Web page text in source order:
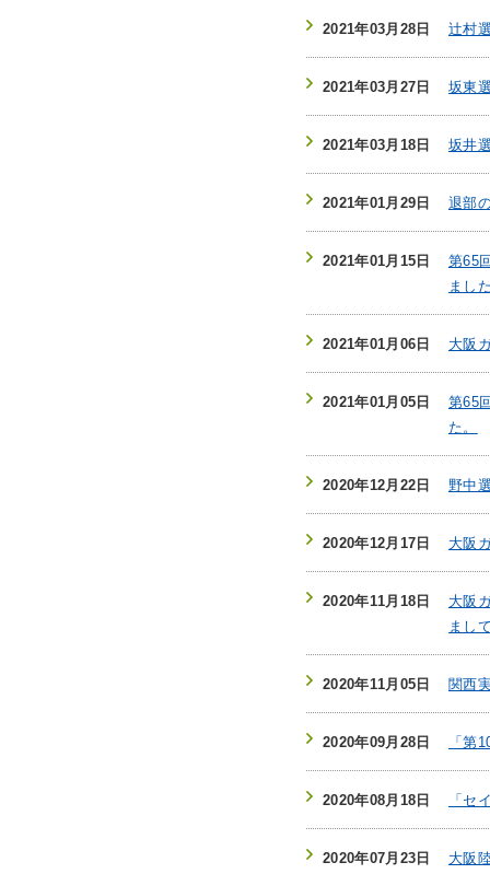
2021年03月28日 辻村
2021年03月27日 坂東
2021年03月18日 坂井
2021年01月29日 退部
2021年01月15日
第65
まし
2021年01月06日 大阪
2021年01月05日
第65
た。
2020年12月22日 野中
2020年12月17日 大阪
2020年11月18日
大阪
まし
2020年11月05日 関西
2020年09月28日 「第
2020年08月18日 「セ
2020年07月23日 大阪